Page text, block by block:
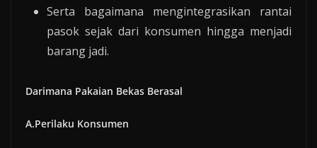
Serta bagaimana mengintegrasikan rantai
pasok sejak dari konsumen hingga menjadi
barang jadi.
Darimana Pakaian Bekas Berasal
A.Perilaku Konsumen